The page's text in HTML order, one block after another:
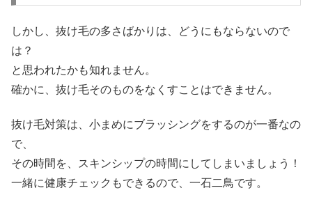
しかし、抜け毛の多さばかりは、どうにもならないので
は？
と思われたかも知れません。
確かに、抜け毛そのものをなくすことはできません。
抜け毛対策は、小まめにブラッシングをするのが一番なの
で、
その時間を、スキンシップの時間にしてしまいましょう！
一緒に健康チェックもできるので、一石二鳥です。